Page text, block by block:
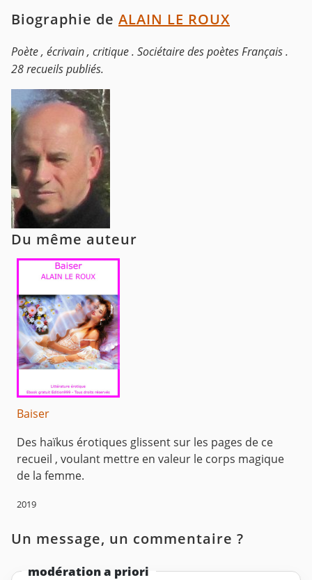
Biographie de ALAIN LE ROUX
Poète , écrivain , critique . Sociétaire des poètes Français .
28 recueils publiés.
Du même auteur
Baiser
Des haïkus érotiques glissent sur les pages de ce
recueil , voulant mettre en valeur le corps magique
de la femme.
2019
Un message, un commentaire ?
modération a priori